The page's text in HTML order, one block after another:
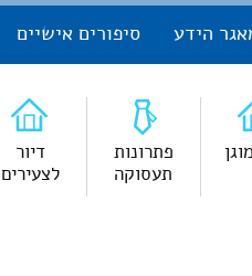
הידע סיפורים אישיים
פתרונות
תעסוקה
דיור
לצעירים